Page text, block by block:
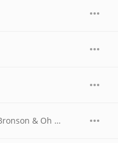
Number 1 (feat. Cities Aviv, Action Bronson & Oh No)